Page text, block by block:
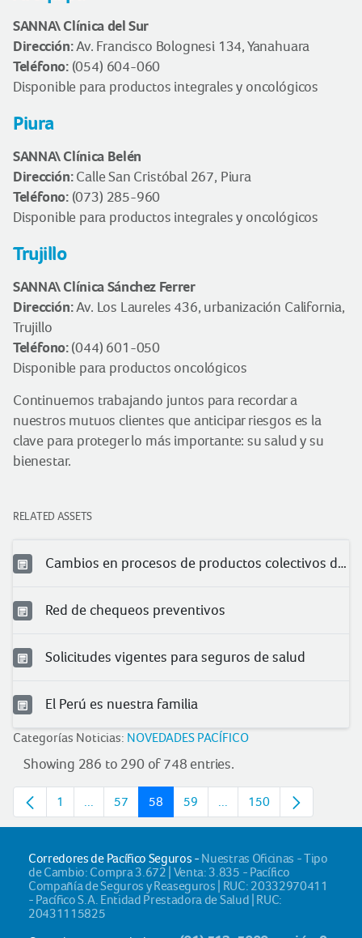
SANNA\ Clínica del Sur
Dirección:Av. Francisco Bolognesi 134, Yanahuara
Teléfono:(054) 604-060
Disponible para productos integrales y oncológicos
Piura
SANNA\ Clínica Belén
Dirección:Calle San Cristóbal 267, Piura
Teléfono:(073) 285-960
Disponible para productos integrales y oncológicos
Trujillo
SANNA\ Clínica Sánchez Ferrer
Dirección:Av. Los Laureles 436, urbanización California,
Trujillo
Teléfono: (044) 601-050
Disponible para productos oncológicos
Continuemos trabajando juntos para recordar a
nuestros mutuos clientes que anticipar riesgos es la
clave para proteger lo más importante: su salud y su
bienestar.
RELATED ASSETS
Cambios en procesos de productos colectivos de salud
Red de chequeos preventivos
Solicitudes vigentes para seguros de salud
El Perú es nuestra familia
Categorías Noticias: NOVEDADES PACÍFICO
Showing 286 to 290 of 748 entries.
Page
1 ...Intermediate pages
Page
57 Page
58 Page
59 ...Intermediate pages
Page
150
Corredores de Pacífico Seguros - Nuestras Oficinas - Tipo
de Cambio: Compra 3.672 | Venta: 3.835 - Pacífico
Compañía de Seguros y Reaseguros | RUC: 20332970411
- Pacífico S.A. Entidad Prestadora de Salud | RUC:
20431115825